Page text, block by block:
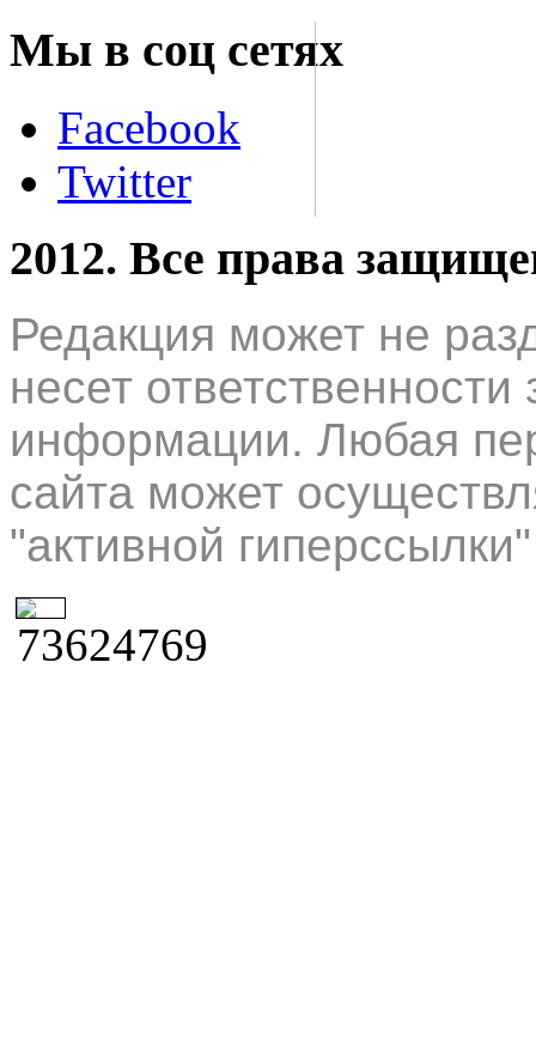
Мы в соц сетях
Facebook
Twitter
2012. Все права
Редакция может не
несет
информации. Любая
сайта может
"активной